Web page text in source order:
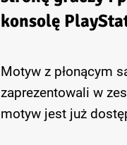
konsolę
Motyw z płonącym
zaprezentowali w
motyw jest już